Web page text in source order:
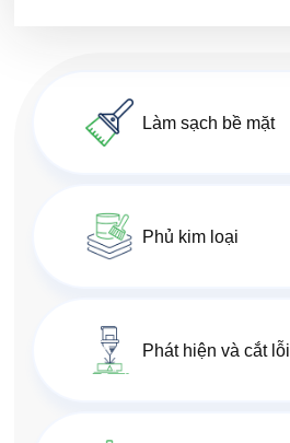
Làm sạch bề mặt
Phủ kim loại
Phát hiện và cắt lỗi